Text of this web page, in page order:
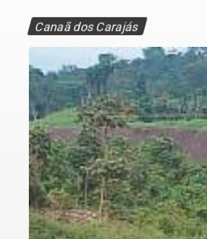
Canaã dos Carajás